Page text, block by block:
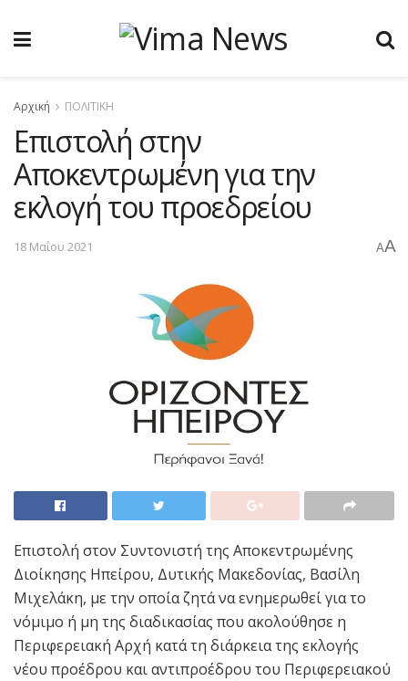
Αρχική ΠΟΛΙΤΙΚΗ
Επιστολή στην
Αποκεντρωμένη για την
εκλογή του προεδρείου
18 Μαΐου 2021 AA
Επιστολή στον Συντονιστή της Αποκεντρωμένης
Διοίκησης Ηπείρου, Δυτικής Μακεδονίας, Βασίλη
Μιχελάκη, με την οποία ζητά να ενημερωθεί για το
νόμιμο ή μη της διαδικασίας που ακολούθησε η
Περιφερειακή Αρχή κατά τη διάρκεια της εκλογής
νέου προέδρου και αντιπροέδρου του Περιφερειακού